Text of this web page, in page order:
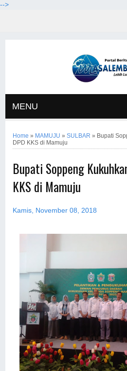
-->
MENU
Home » MAMUJU »SULBAR » Bupati
DPD KKS di Mamuju
Bupati Soppeng
KKS di Mamuju
Kamis, November 08, 2018